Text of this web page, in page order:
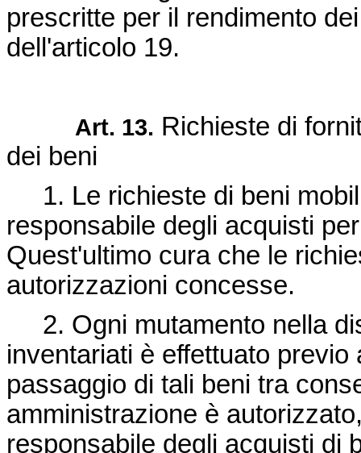
prescritte per il rendimento
dell'articolo 19.
Art. 13. Richieste di
dei beni
1. Le richieste di beni
responsabile degli acquisti
Quest'ultimo cura che le
autorizzazioni concesse.
2. Ogni mutamento nella
inventariati è effettuato
passaggio di tali beni tra
amministrazione è
responsabile degli acquisti di